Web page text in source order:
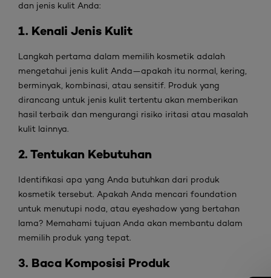
dan jenis kulit Anda:
1. Kenali Jenis Kulit
Langkah pertama dalam memilih kosmetik adalah
mengetahui jenis kulit Anda—apakah itu normal, kering,
berminyak, kombinasi, atau sensitif. Produk yang
dirancang untuk jenis kulit tertentu akan memberikan
hasil terbaik dan mengurangi risiko iritasi atau masalah
kulit lainnya.
2. Tentukan Kebutuhan
Identifikasi apa yang Anda butuhkan dari produk
kosmetik tersebut. Apakah Anda mencari foundation
untuk menutupi noda, atau eyeshadow yang bertahan
lama? Memahami tujuan Anda akan membantu dalam
memilih produk yang tepat.
3. Baca Komposisi Produk